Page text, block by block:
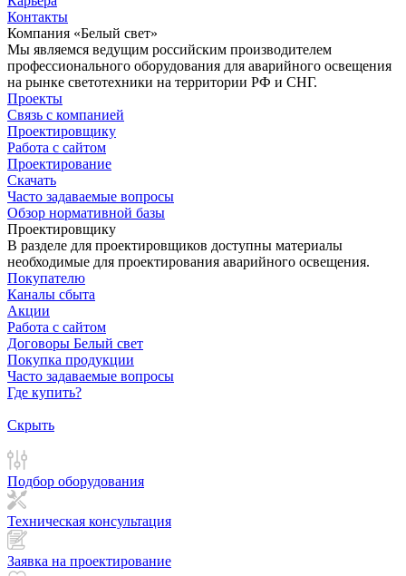
Контакты
Компания «Белый свет»
Мы являемся ведущим российским производителем
профессионального оборудования для аварийного освещения
на рынке светотехники на территории РФ и СНГ.
Проекты
Связь с компанией
Проектировщику
Работа с сайтом
Проектирование
Скачать
Часто задаваемые вопросы
Обзор нормативной базы
Проектировщику
В разделе для проектировщиков доступны материалы
необходимые для проектирования аварийного освещения.
Покупателю
Каналы сбыта
Акции
Работа с сайтом
Договоры Белый свет
Покупка продукции
Часто задаваемые вопросы
Где купить?
Скрыть
Подбор оборудования
Техническая консультация
Заявка на проектирование